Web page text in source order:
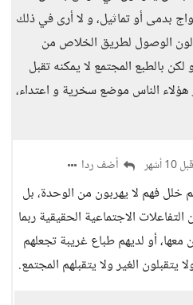
بدمى أو تماثيل، و لا أرى في ذلك
الوصول لطريق الخلاص من
لكن بالطبع المجتمع لا يمكنه تقبل
هؤلاء الناس موضع سخرية و اعتداء،
قبل 10 أشهر أضف ردا
خلل فهم لا يهربون من الوحدة، بل
الاجتماعية الحقيقية ربما
أو لديهم طباع غريبة تجعلهم
يتقبلون الغير ولا يتقبلهم المجتمع.